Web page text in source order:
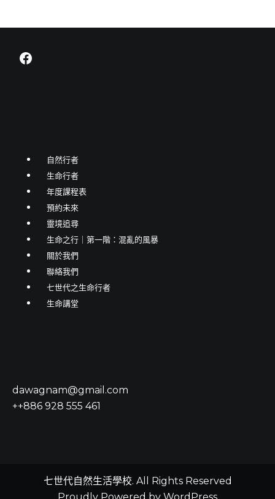
Facebook
自然行者
生命行者
年度課程表
預約未來
靈境追尋
生命之行｜第一階：混亂的風暴
關於我們
聯絡我們
七世代之生命行者
生命講堂
dawagnam@gmail.com
++886 928 555 461
七世代自然生活學校. All Rights Reserved